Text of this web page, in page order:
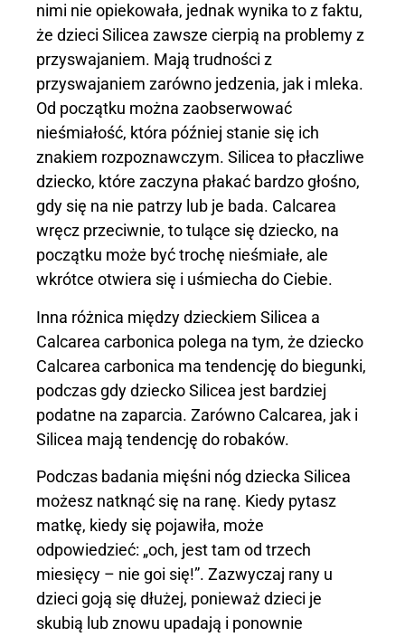
nimi nie opiekowała, jednak wynika to z faktu,
że dzieci Silicea zawsze cierpią na problemy z
przyswajaniem. Mają trudności z
przyswajaniem zarówno jedzenia, jak i mleka.
Od początku można zaobserwować
nieśmiałość, która później stanie się ich
znakiem rozpoznawczym. Silicea to płaczliwe
dziecko, które zaczyna płakać bardzo głośno,
gdy się na nie patrzy lub je bada. Calcarea
wręcz przeciwnie, to tulące się dziecko, na
początku może być trochę nieśmiałe, ale
wkrótce otwiera się i uśmiecha do Ciebie.
Inna różnica między dzieckiem Silicea a
Calcarea carbonica polega na tym, że dziecko
Calcarea carbonica ma tendencję do biegunki,
podczas gdy dziecko Silicea jest bardziej
podatne na zaparcia. Zarówno Calcarea, jak i
Silicea mają tendencję do robaków.
Podczas badania mięśni nóg dziecka Silicea
możesz natknąć się na ranę. Kiedy pytasz
matkę, kiedy się pojawiła, może
odpowiedzieć: „och, jest tam od trzech
miesięcy – nie goi się!”. Zazwyczaj rany u
dzieci goją się dłużej, ponieważ dzieci je
skubią lub znowu upadają i ponownie